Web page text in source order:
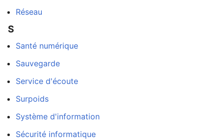
Réseau
S
Santé numérique
Sauvegarde
Service d'écoute
Surpoids
Système d'information
Sécurité informatique